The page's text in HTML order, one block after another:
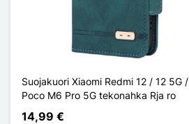
Suojakuori Xiaomi Redmi 12 / 12 5G /
Poco M6 Pro 5G tekonahka Rja ro
14,99 €